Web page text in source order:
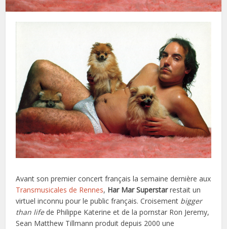
Avant son premier concert français la semaine dernière aux
Transmusicales de Rennes, Har Mar Superstarrestait un
virtuel inconnu pour le public français. Croisement bigger
than life de Philippe Katerine et de la pornstar Ron Jeremy,
Sean Matthew Tillmann produit depuis 2000 une